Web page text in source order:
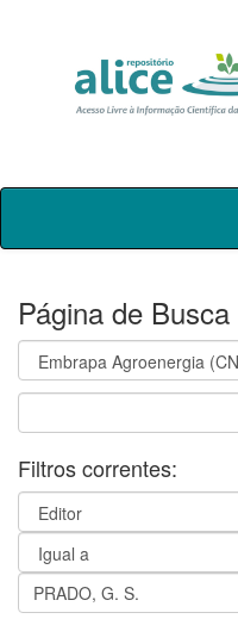
Skip
Página de Busca
Filtros correntes: